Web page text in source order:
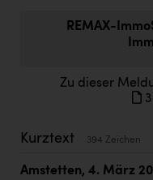
Fristads Austria
HIG Infomotion Group
REMAX-
Zu dieser
Kurztext 394 Zeichen
Amstetten, 4. März